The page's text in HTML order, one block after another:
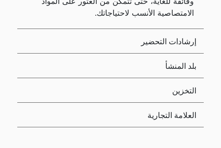
الامتصاصية الأنسب لاحتياجاتك.
إرشادات التحضير
بلد المنشأ
التخزين
العلامة التجارية